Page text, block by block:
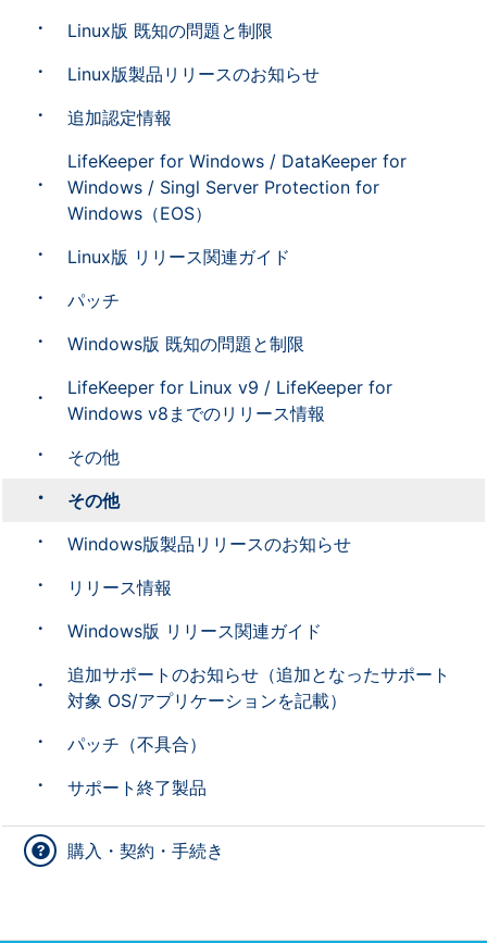
Linux版 既知の問題と制限
Linux版製品リリースのお知らせ
追加認定情報
LifeKeeper for Windows / DataKeeper for
Windows / Singl Server Protection for
Windows（EOS）
Linux版 リリース関連ガイド
パッチ
Windows版 既知の問題と制限
LifeKeeper for Linux v9 / LifeKeeper for
Windows v8までのリリース情報
その他
その他
Windows版製品リリースのお知らせ
リリース情報
Windows版 リリース関連ガイド
追加サポートのお知らせ（追加となったサポート
対象 OS/アプリケーションを記載）
パッチ（不具合）
サポート終了製品
購入・契約・手続き